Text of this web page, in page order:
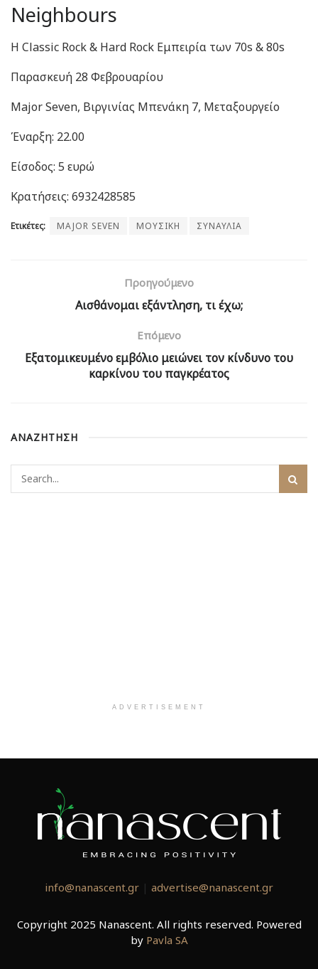
Neighbours
Η Classic Rock & Hard Rock Εμπειρία των 70s & 80s
Παρασκευή 28 Φεβρουαρίου
Major Seven, Βιργινίας Μπενάκη 7, Μεταξουργείο
Έναρξη: 22.00
Είσοδος: 5 ευρώ
Κρατήσεις: 6932428585
Ετικέτες: MAJOR SEVEN ΜΟΥΣΙΚΗ ΣΥΝΑΥΛΙΑ
Προηγούμενο
Αισθάνομαι εξάντληση, τι έχω;
Επόμενο
Εξατομικευμένο εμβόλιο μειώνει τον κίνδυνο του
καρκίνου του παγκρέατος
ΑΝΑΖΗΤΗΣΗ
ADVERTISEMENT
info@nanascent.gr | advertise@nanascent.gr
Copyright 2025 Nanascent. All rights reserved. Powered
by Pavla SA